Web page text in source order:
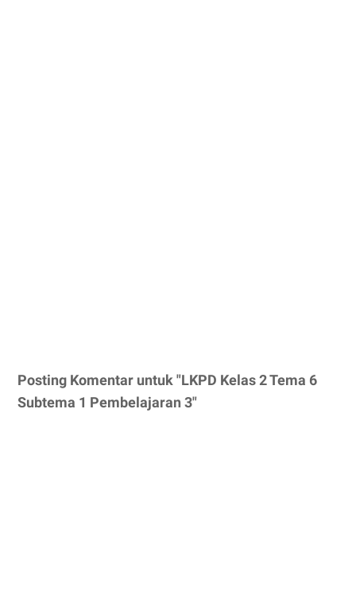
Posting Komentar untuk "LKPD Kelas 2 Tema 6
Subtema 1 Pembelajaran 3"